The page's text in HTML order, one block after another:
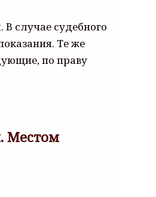
случае судебного
Те же
по праву
Местом